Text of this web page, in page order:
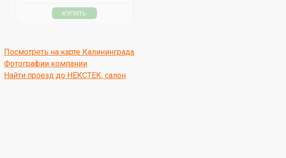
КУПИТЬ
Посмотреть на карте Калининграда
Фотографии компании
Найти проезд до НЕКСТЕК, салон